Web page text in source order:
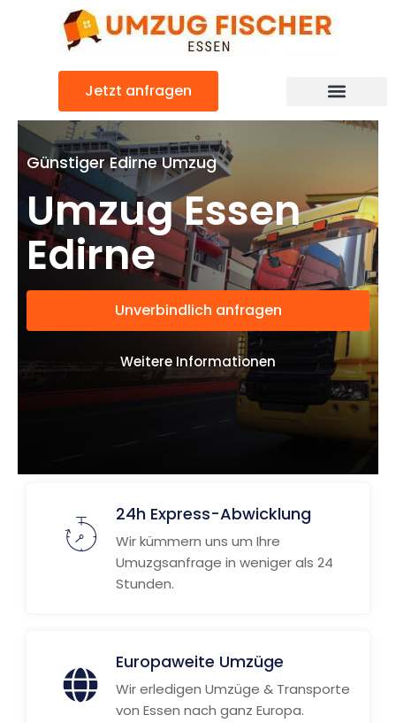
Jetzt anfragen
Günstiger Edirne Umzug
Umzug Essen
Edirne
Unverbindlich anfragen
Weitere Informationen
24h Express-Abwicklung
Wir kümmern uns um Ihre
Umuzgsanfrage in weniger als 24
Stunden.
Europaweite Umzüge
Wir erledigen Umzüge & Transporte
von Essen nach ganz Europa.